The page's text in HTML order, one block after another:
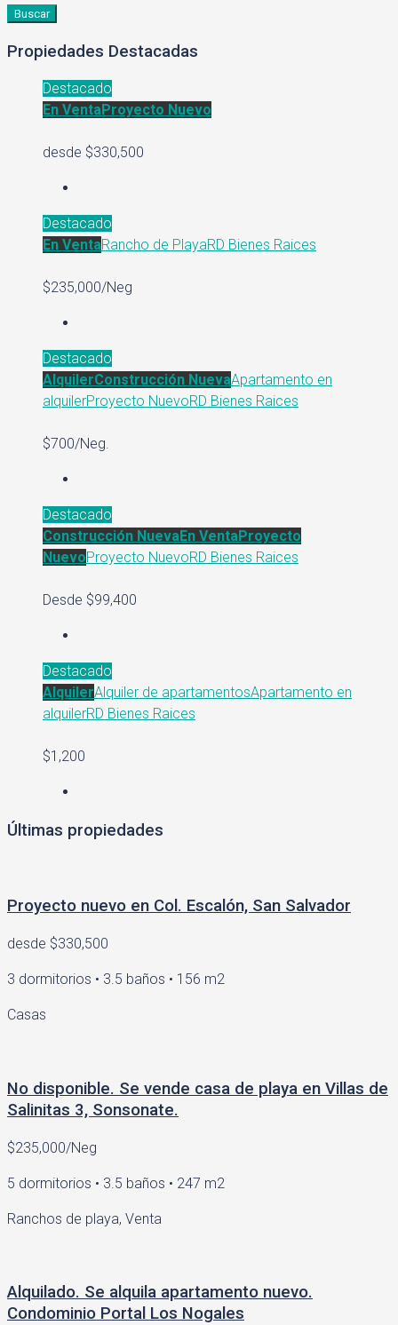
Buscar
Propiedades Destacadas
Destacado
En Venta Proyecto Nuevo
desde $330,500
Destacado
En VentaRancho de PlayaRD Bienes Raices
$235,000/Neg
Destacado
AlquilerConstrucción NuevaApartamento en
alquilerProyecto NuevoRD Bienes Raices
$700/Neg.
Destacado
Construcción Nueva En Venta Proyecto
NuevoProyecto NuevoRD Bienes Raices
Desde $99,400
Destacado
AlquilerAlquiler de apartamentosApartamento en
alquilerRD Bienes Raices
$1,200
Últimas propiedades
Proyecto nuevo en Col. Escalón, San Salvador
desde $330,500
3 dormitorios • 3.5 baños • 156 m2
Casas
No disponible. Se vende casa de playa en Villas de
Salinitas 3, Sonsonate.
$235,000/Neg
5 dormitorios • 3.5 baños • 247 m2
Ranchos de playa, Venta
Alquilado. Se alquila apartamento nuevo.
Condominio Portal Los Nogales